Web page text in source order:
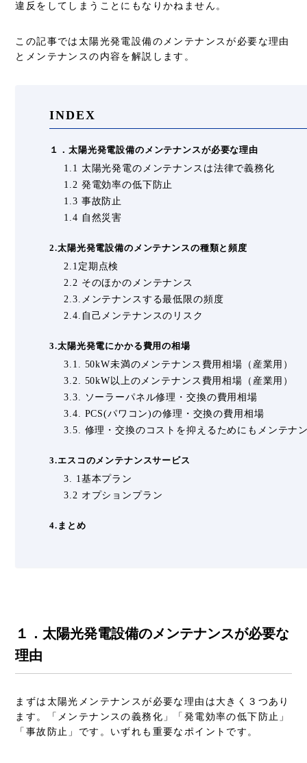
違反をしてしまうことにもなりかねません。
この記事では太陽光発電設備のメンテナンスが必要な理由
とメンテナンスの内容を解説します。
INDEX
１．太陽光発電設備のメンテナンスが必要な理由
1.1 太陽光発電のメンテナンスは法律で義務化
1.2 発電効率の低下防止
1.3 事故防止
1.4 自然災害
2.太陽光発電設備のメンテナンスの種類と頻度
2.1定期点検
2.2 そのほかのメンテナンス
2.3.メンテナンスする最低限の頻度
2.4.自己メンテナンスのリスク
3.太陽光発電にかかる費用の相場
3.1. 50kW未満のメンテナンス費用相場（産業用）
3.2. 50kW以上のメンテナンス費用相場（産業用）
3.3. ソーラーパネル修理・交換の費用相場
3.4. PCS(パワコン)の修理・交換の費用相場
3.5. 修理・交換のコストを抑えるためにもメンテナ
3.エスコのメンテナンスサービス
3. 1基本プラン
3.2 オプションプラン
4.まとめ
１．太陽光発電設備のメンテナンスが必要な
理由
まずは太陽光メンテナンスが必要な理由は大きく３つあり
ます。「メンテナンスの義務化」「発電効率の低下防止」
「事故防止」です。いずれも重要なポイントです。